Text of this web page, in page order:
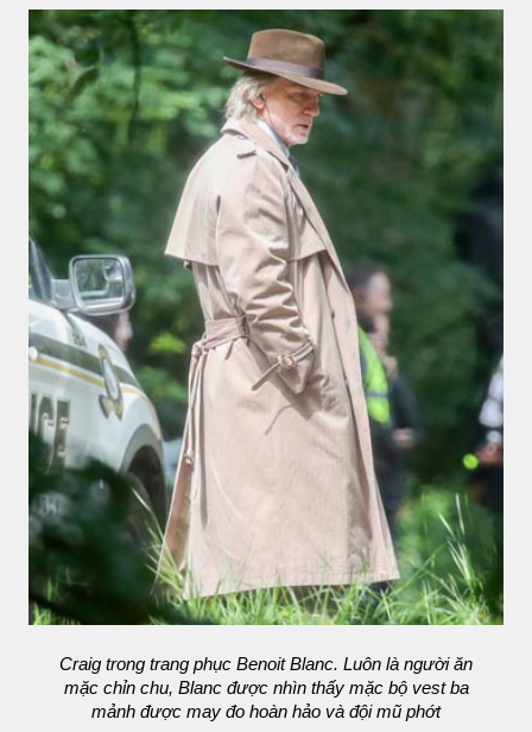
Craig trong trang phục Benoit Blanc. Luôn là người ăn
mặc chỉn chu, Blanc được nhìn thấy mặc bộ vest ba
mảnh được may đo hoàn hảo và đội mũ phớt